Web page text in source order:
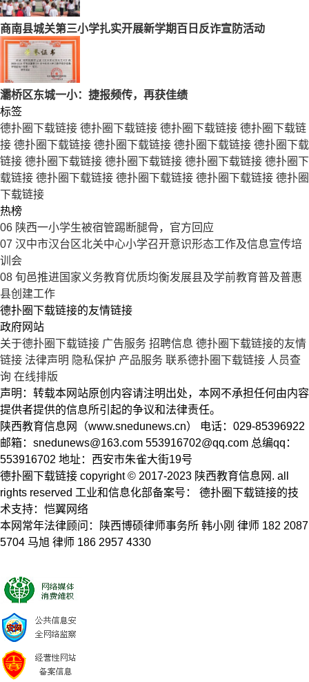
商南县城关第三小学扎实开展新学期百日反诈宣防活动
灞桥区东城一小：捷报频传，再获佳绩
标签
德扑圈下载链接 德扑圈下载链接 德扑圈下载链接 德扑圈下载链
接 德扑圈下载链接 德扑圈下载链接 德扑圈下载链接 德扑圈下载
链接 德扑圈下载链接 德扑圈下载链接 德扑圈下载链接 德扑圈下
载链接 德扑圈下载链接 德扑圈下载链接 德扑圈下载链接 德扑圈
下载链接
热榜
06 陕西一小学生被宿管踢断腿骨，官方回应
07 汉中市汉台区北关中心小学召开意识形态工作及信息宣传培
训会
08 旬邑推进国家义务教育优质均衡发展县及学前教育普及普惠
县创建工作
德扑圈下载链接的友情链接
政府网站
关于德扑圈下载链接 广告服务 招聘信息 德扑圈下载链接的友情
链接 法律声明 隐私保护 产品服务 联系德扑圈下载链接 人员查
询 在线排版
声明：转载本网站原创内容请注明出处，本网不承担任何由内容
提供者提供的信息所引起的争议和法律责任。
陕西教育信息网（www.snedunews.cn） 电话：029-85396922
邮箱： snedunews@163.com 553916702@qq.com 总编qq：
553916702 地址：西安市朱雀大街19号
德扑圈下载链接 copyright © 2017-2023 陕西教育信息网. all
rights reserved 工业和信息化部备案号： 德扑圈下载链接的技
术支持：恺翼网络
本网常年法律顾问：陕西博硕律师事务所 韩小刚 律师 182 2087
5704 马旭 律师 186 2957 4330